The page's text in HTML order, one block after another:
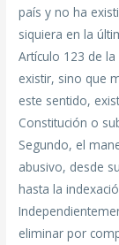
país y no ha
siquiera en la
Artículo 123 de
existir, sino que
este sentido,
Constitución o
Segundo, el
abusivo, desde
hasta la
eliminar por